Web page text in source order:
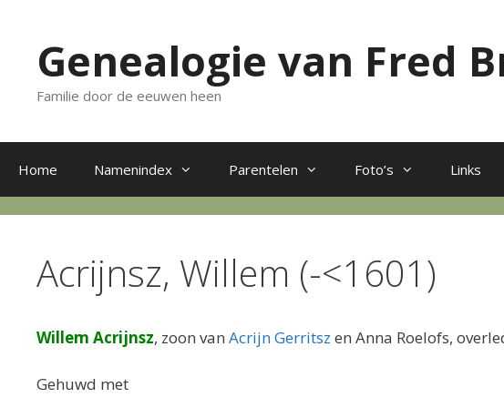
inhoudGenealogie van Fred
Familie door de eeuwen heen
Home Namenindex Parentelen Foto’s Links
Acrijnsz, Willem (-<1601)
Willem Acrijnsz, zoon van Acrijn Gerritsz en Anna Roelofs,
Gehuwd met